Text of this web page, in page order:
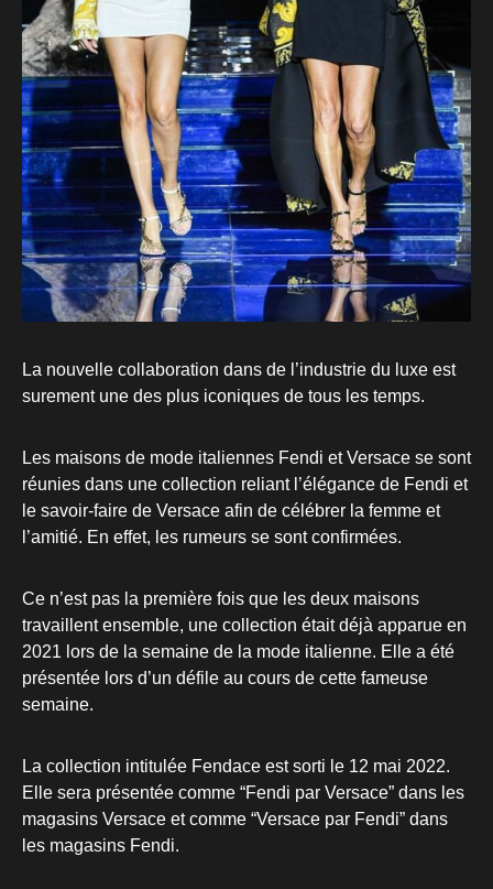
La nouvelle collaboration dans de l’industrie du luxe est
surement une des plus iconiques de tous les temps.
Les maisons de mode italiennes Fendi et Versace se sont
réunies dans une collection reliant l’élégance de Fendi et
le savoir-faire de Versace afin de célébrer la femme et
l’amitié. En effet, les rumeurs se sont confirmées.
Ce n’est pas la première fois que les deux maisons
travaillent ensemble, une collection était déjà apparue en
2021 lors de la semaine de la mode italienne. Elle a été
présentée lors d’un défile au cours de cette fameuse
semaine.
La collection intitulée Fendace est sorti le 12 mai 2022.
Elle sera présentée comme “Fendi par Versace” dans les
magasins Versace et comme “Versace par Fendi” dans
les magasins Fendi.